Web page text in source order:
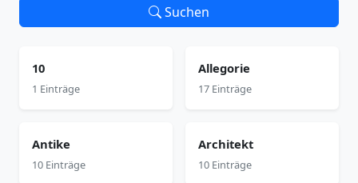
Suchen
10
1 Einträge
Allegorie
17 Einträge
Antike
10 Einträge
Architekt
10 Einträge